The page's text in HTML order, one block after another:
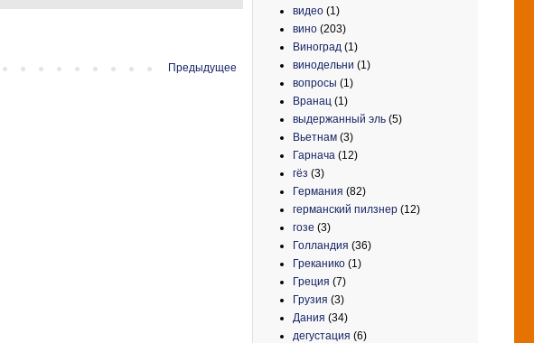
Предыдущее
видео (1)
вино (203)
Виноград (1)
винодельни (1)
вопросы (1)
Вранац (1)
выдержанный эль (5)
Вьетнам (3)
Гарнача (12)
гёз (3)
Германия (82)
германский пилзнер (12)
гозе (3)
Голландия (36)
Греканико (1)
Греция (7)
Грузия (3)
Дания (34)
дегустация (6)